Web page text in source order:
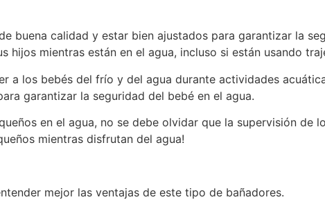
buena calidad y estar bien ajustados para garantizar la
hijos mientras están en el agua, incluso si están usando
a los bebés del frío y del agua durante actividades
garantizar la seguridad del bebé en el agua.
en el agua, no se debe olvidar que la supervisión de
mientras disfrutan del agua!
mejor las ventajas de este tipo de bañadores.